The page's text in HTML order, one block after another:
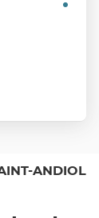
ANDIOL